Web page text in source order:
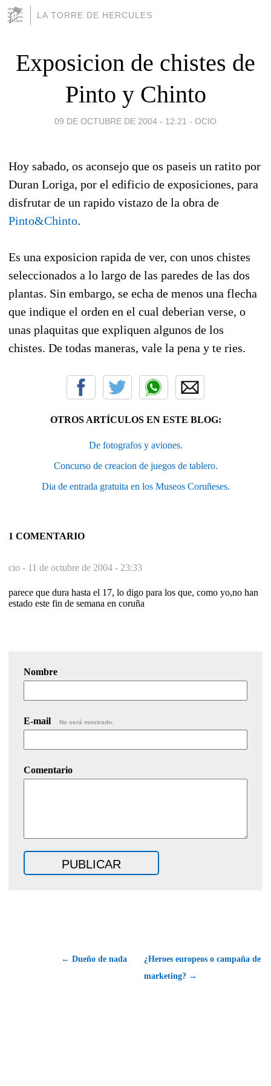
LA TORRE DE HERCULES
Exposicion de chistes de
Pinto y Chinto
09 DE OCTUBRE DE 2004 - 12:21 - OCIO
Hoy sabado, os aconsejo que os paseis un ratito por
Duran Loriga, por el edificio de exposiciones, para
disfrutar de un rapido vistazo de la obra de
Pinto&Chinto.
Es una exposicion rapida de ver, con unos chistes
seleccionados a lo largo de las paredes de las dos
plantas. Sin embargo, se echa de menos una flecha
que indique el orden en el cual deberian verse, o
unas plaquitas que expliquen algunos de los
chistes. De todas maneras, vale la pena y te ries.
OTROS ARTÍCULOS EN ESTE BLOG:
De fotografos y aviones.
Concurso de creacion de juegos de tablero.
Dia de entrada gratuita en los Museos Coruñeses.
1 COMENTARIO
cio - 11 de octubre de 2004 - 23:33
parece que dura hasta el 17, lo digo para los que, como yo,no han
estado este fin de semana en coruña
Nombre
E-mail No será mostrado.
Comentario
← Dueño de nada
¿Heroes europeos o campaña de
marketing? →